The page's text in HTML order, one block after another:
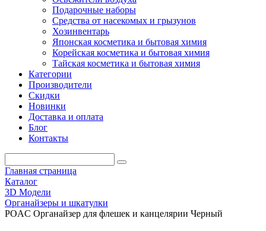
Подарочные наборы
Средства от насекомых и грызунов
Хозинвентарь
Японская косметика и бытовая химия
Корейская косметика и бытовая химия
Тайская косметика и бытовая химия
Категории
Производители
Скидки
Новинки
Доставка и оплата
Блог
Контакты
Главная страница
Каталог
3D Модели
Органайзеры и шкатулки
POAC Органайзер для флешек и канцелярии Черный